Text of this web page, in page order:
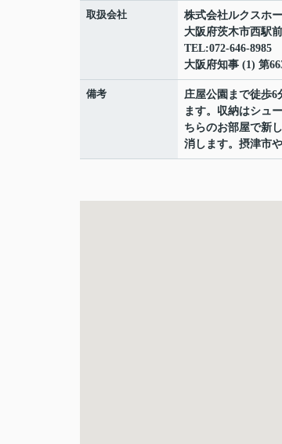
取扱会社
株式会社ルクスホ
大阪府茨木市西駅
TEL:072-646-8985
大阪府知事 (1) 第
備考
庄屋公園まで徒歩6
ます。収納はシュ
ちらのお部屋で新
消します。摂津市